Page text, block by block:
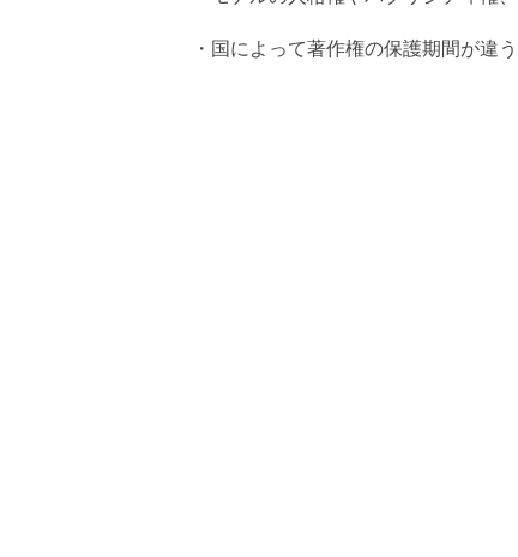
・国によって著作権の保護期間が違